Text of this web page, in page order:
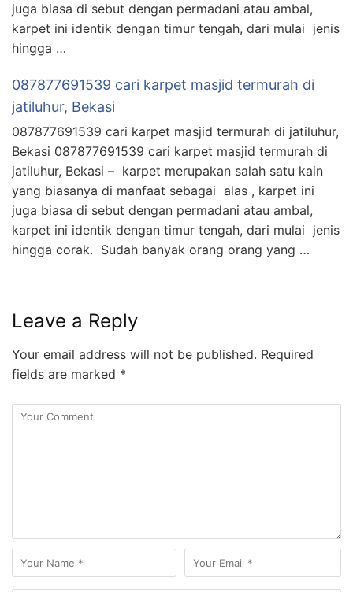
juga biasa di sebut dengan permadani atau ambal,
karpet ini identik dengan timur tengah, dari mulai jenis
hingga …
087877691539 cari karpet masjid termurah di
jatiluhur, Bekasi
087877691539 cari karpet masjid termurah di jatiluhur,
Bekasi 087877691539 cari karpet masjid termurah di
jatiluhur, Bekasi – karpet merupakan salah satu kain
yang biasanya di manfaat sebagai alas , karpet ini
juga biasa di sebut dengan permadani atau ambal,
karpet ini identik dengan timur tengah, dari mulai jenis
hingga corak. Sudah banyak orang orang yang …
Leave a Reply
Your email address will not be published. Required
fields are marked *